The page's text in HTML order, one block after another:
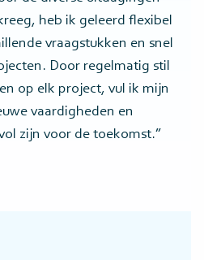
heb ik geleerd flexibel
vraagstukken en snel
Door regelmatig stil
op elk project, vul ik mijn
vaardigheden en
zijn voor de toekomst.”